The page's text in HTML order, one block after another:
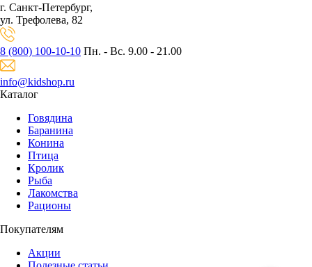
г. Санкт-Петербург,
ул. Трефолева, 82
8 (800) 100-10-10 Пн. - Вс. 9.00 - 21.00
info@kidshop.ru
Каталог
Говядина
Баранина
Конина
Птица
Кролик
Рыба
Лакомства
Рационы
Покупателям
Акции